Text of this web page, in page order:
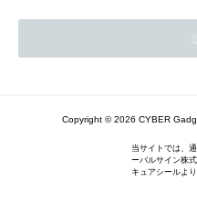
Copyright © 2026 CYBER
当サイトでは、
ーバルサイン株
キュアシールよ